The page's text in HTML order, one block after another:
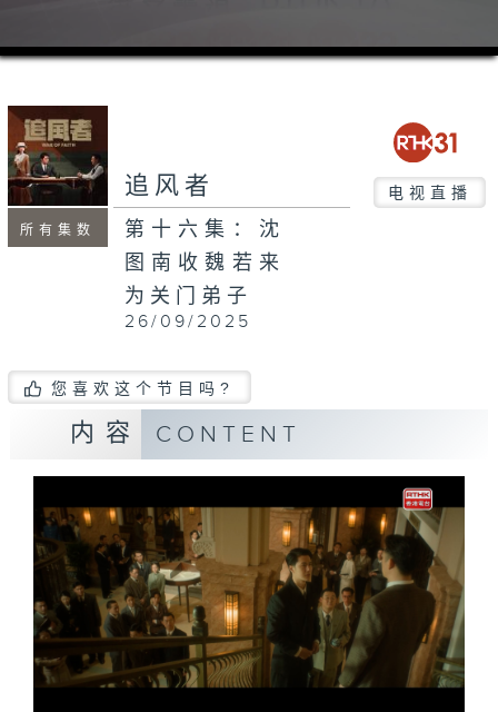
所有集数
追风者 电视直播
第十六集：沈
图南收魏若来
为关门弟子
26/09/2025
您喜欢这个节目吗?
内容 CONTENT